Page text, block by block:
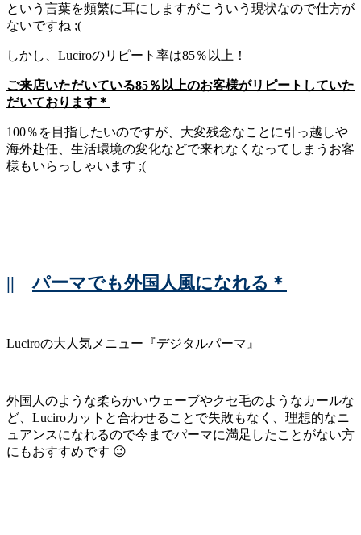
という言葉を頻繁に耳にしますがこういう現状なので仕方が
ないですね ;(
しかし、Luciroのリピート率は85％以上！
ご来店いただいている85％以上のお客様がリピートしていた
だいております＊
100％を目指したいのですが、大変残念なことに引っ越しや
海外赴任、生活環境の変化などで来れなくなってしまうお客
様もいらっしゃいます ;(
||パーマでも外国人風になれる＊
Luciroの大人気メニュー『デジタルパーマ』
外国人のような柔らかいウェーブやクセ毛のようなカールな
ど、Luciroカットと合わせることで失敗もなく、理想的なニ
ュアンスになれるので今までパーマに満足したことがない方
にもおすすめです 😉